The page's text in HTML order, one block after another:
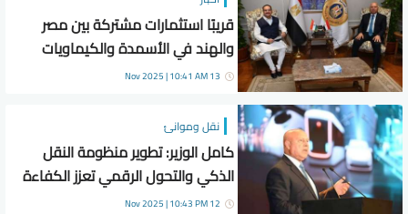
قريبًا استثمارات مشتركة بين مصر
والهند في الأسمدة والكيماويات
13 Nov 2025 | 10:41 AM
نقل وموانئ
كامل الوزير: تطوير منظومة النقل
الذكي والتحول الرقمي تعزز الكفاءة
التشغيلية لها
12 Nov 2025 | 10:43 PM